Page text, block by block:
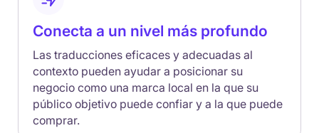
Conecta a un nivel más profundo
Las traducciones eficaces y adecuadas al
contexto pueden ayudar a posicionar su
negocio como una marca local en la que su
público objetivo puede confiar y a la que puede
comprar.